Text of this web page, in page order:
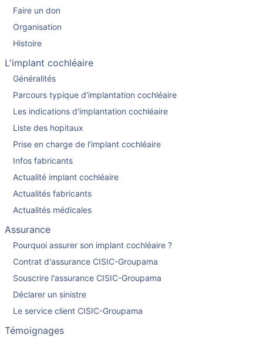
Faire un don
Organisation
Histoire
L'implant cochléaire
Généralités
Parcours typique d'implantation cochléaire
Les indications d'implantation cochléaire
Liste des hopitaux
Prise en charge de l'implant cochléaire
Infos fabricants
Actualité implant cochléaire
Actualités fabricants
Actualités médicales
Assurance
Pourquoi assurer son implant cochléaire ?
Contrat d'assurance CISIC-Groupama
Souscrire l'assurance CISIC-Groupama
Déclarer un sinistre
Le service client CISIC-Groupama
Témoignages